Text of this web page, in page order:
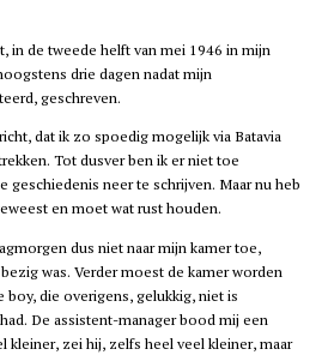
in de tweede helft van mei 1946 in mijn
drie dagen nadat mijn
geschreven.
dat ik zo spoedig mogelijk via Batavia
Tot dusver ben ik er niet toe
geschiedenis neer te schrijven. Maar nu heb
en moet wat rust houden.
dus niet naar mijn kamer toe,
was. Verder moest de kamer worden
die overigens, gelukkig, niet is
De assistent-manager bood mij een
kleiner, zei hij, zelfs heel veel kleiner, maar